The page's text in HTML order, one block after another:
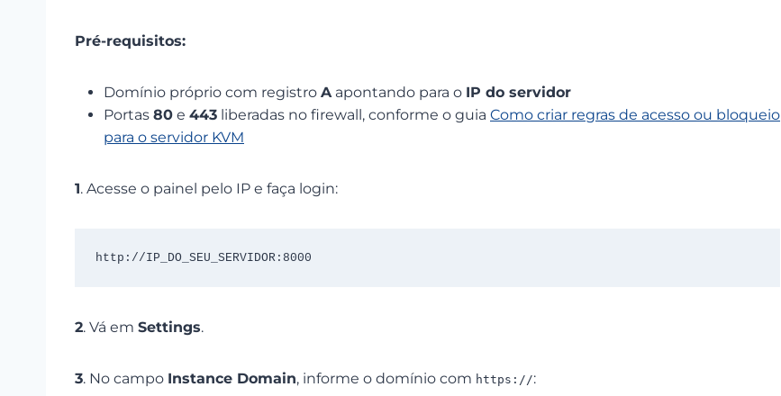
Pré-requisitos:
Domínio próprio com registro Aapontando para o IP do servidor
Portas 80 e 443 liberadas no firewall, conforme o guia Como criar regras de acesso ou bloqueio
para o servidor KVM
1. Acesse o painel pelo IP e faça login:
http://IP_DO_SEU_SERVIDOR:8000
2. Vá em Settings.
3. No campo Instance Domain, informe o domínio com https://: